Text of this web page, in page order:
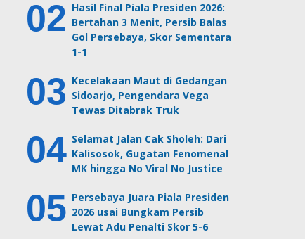
Hasil Final Piala Presiden 2026:
Bertahan 3 Menit, Persib Balas
Gol Persebaya, Skor Sementara
1-1
Kecelakaan Maut di Gedangan
Sidoarjo, Pengendara Vega
Tewas Ditabrak Truk
Selamat Jalan Cak Sholeh: Dari
Kalisosok, Gugatan Fenomenal
MK hingga No Viral No Justice
Persebaya Juara Piala Presiden
2026 usai Bungkam Persib
Lewat Adu Penalti Skor 5-6